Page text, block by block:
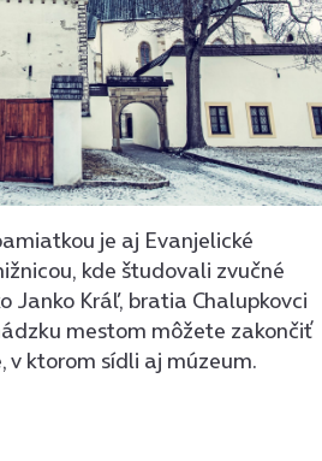
je aj Evanjelické
kde študovali zvučné
Janko Kráľ, bratia Chalupkovci
mestom môžete zakončiť
v ktorom sídli aj múzeum.